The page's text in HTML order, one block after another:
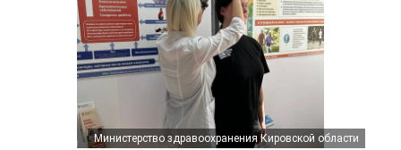
Министерство здравоохранения Кировской области